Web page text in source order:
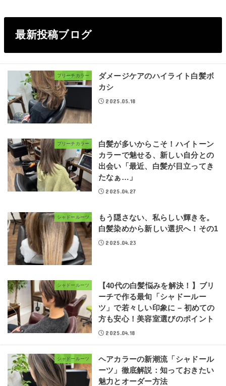
最新投稿ブログ
ブリーチカラー
ダメージケアのハイライト白髪ボ
カシ
2025.05.18
ブリーチカラー
白髪が多いからこそ！ハイトーン
カラーで魅せる、新しい自分との
出会い「最近、白髪が目立ってき
たなぁ…」
2025.04.27
シャドールーツ
もう隠さない、私らしい輝きを。
白髪染めから新しい選択へ！その1
2025.04.23
シャドールーツ
【40代の白髪悩みを解決！】ブリ
ーチで作る最旬「シャドールー
ツ」で若々しい印象に – 初めての
方も安心！美容室選びのポイント
2025.04.18
シャドールーツ
ヘアカラーの新潮流「シャドール
ーツ」徹底解説：知っておきたい
魅力とオーダー方法